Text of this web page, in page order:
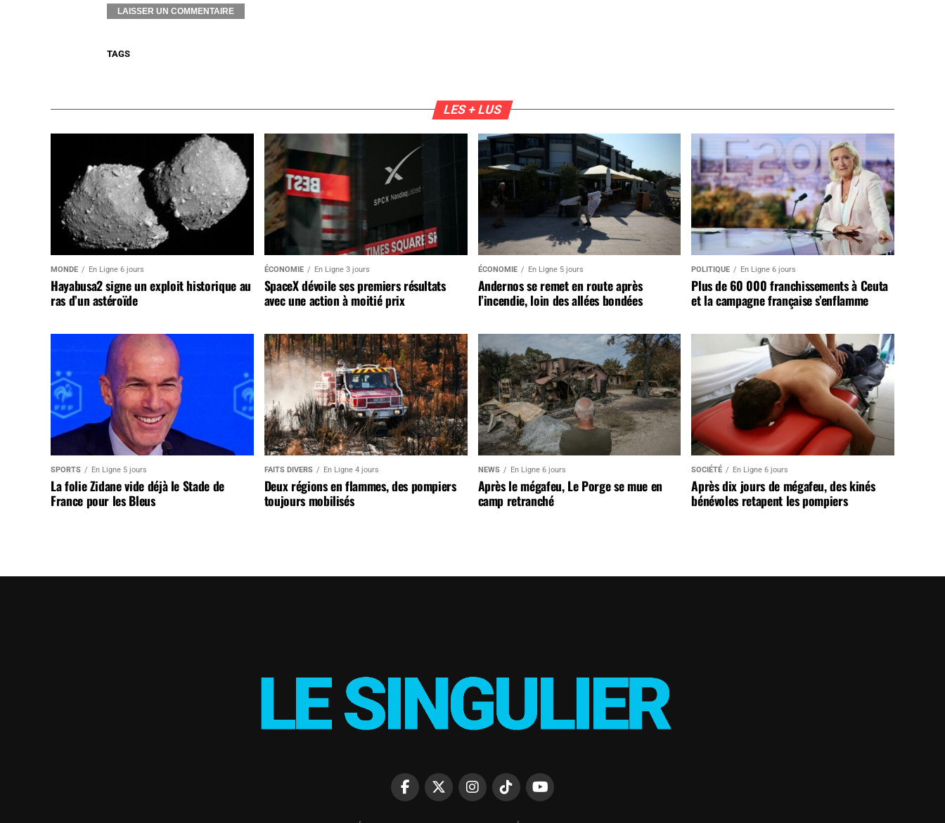
TAGS
LES + LUS
MONDE En Ligne 6 jours
Hayabusa2 signe un exploit historique au
ras d’un astéroïde
ÉCONOMIE En Ligne 3 jours
SpaceX dévoile ses premiers résultats
avec une action à moitié prix
ÉCONOMIE En Ligne 5 jours
Andernos se remet en route après
l’incendie, loin des allées bondées
POLITIQUE En Ligne 6 jours
Plus de 60 000 franchissements à Ceuta
et la campagne française s’enflamme
SPORTS En Ligne 5 jours
La folie Zidane vide déjà le Stade de
France pour les Bleus
FAITS DIVERS En Ligne 4 jours
Deux régions en flammes, des pompiers
toujours mobilisés
NEWS En Ligne 6 jours
Après le mégafeu, Le Porge se mue en
camp retranché
SOCIÉTÉ En Ligne 6 jours
Après dix jours de mégafeu, des kinés
bénévoles retapent les pompiers